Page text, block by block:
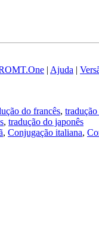
| Ajuda |
do francês,
, tradução do japonês
, Conjugação italiana,